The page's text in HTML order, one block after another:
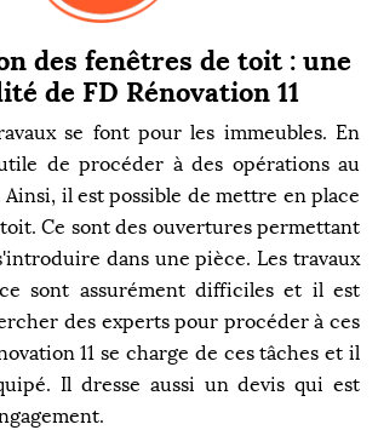
des fenêtres de toit : une
de FD Rénovation 11
se font pour les immeubles. En
de procéder à des opérations au
il est possible de mettre en place
Ce sont des ouvertures permettant
dans une pièce. Les travaux
sont assurément difficiles et il est
des experts pour procéder à ces
11 se charge de ces tâches et il
Il dresse aussi un devis qui est